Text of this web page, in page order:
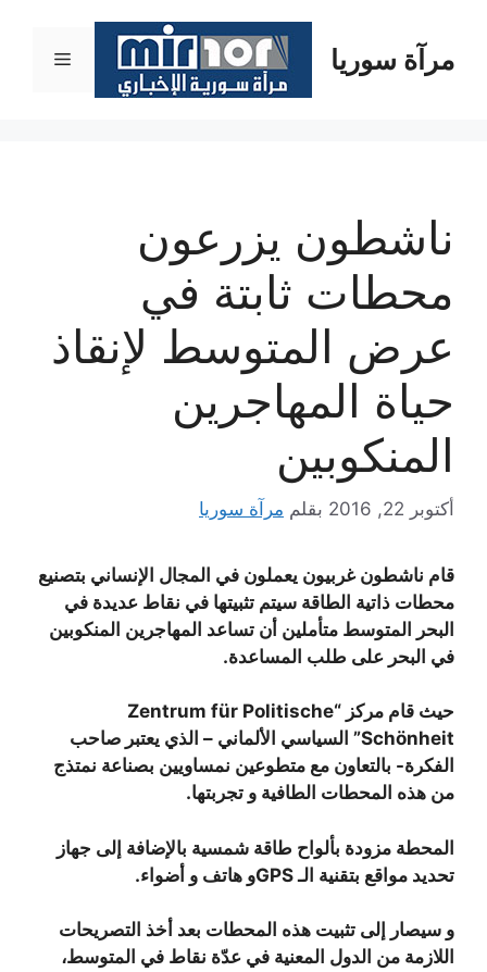
المحتوىمرآة سوريا القائمة
ناشطون يزرعون
محطات ثابتة في
عرض المتوسط لإنقاذ
حياة المهاجرين
المنكوبين
أكتوبر 22, 2016 بقلم مرآة سوريا
قام ناشطون غربيون يعملون في المجال الإنساني بتصنيع
محطات ذاتية الطاقة سيتم تثبيتها في نقاط عديدة في
البحر المتوسط متأملين أن تساعد المهاجرين المنكوبين
في البحر على طلب المساعدة.
حيث قام مركز “Zentrum für Politische
Schönheit” السياسي الألماني – الذي يعتبر صاحب
الفكرة- بالتعاون مع متطوعين نمساويين بصناعة نمتذج
من هذه المحطات الطافية و تجربتها.
المحطة مزودة بألواح طاقة شمسية بالإضافة إلى جهاز
تحديد مواقع بتقنية الـ GPSو هاتف و أضواء.
و سيصار إلى تثبيت هذه المحطات بعد أخذ التصريحات
اللازمة من الدول المعنية في عدّة نقاط في المتوسط،